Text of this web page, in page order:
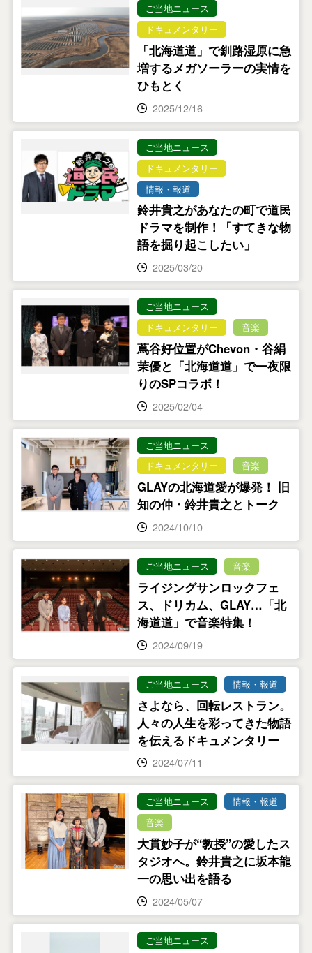
ご当地ニュース
ドキュメンタリー
「北海道道」で釧路湿原に急
増するメガソーラーの実情を
ひもとく
2025/12/16
ご当地ニュース
ドキュメンタリー
情報・報道
鈴井貴之があなたの町で道民
ドラマを制作！「すてきな物
語を掘り起こしたい」
2025/03/20
ご当地ニュース
ドキュメンタリー
音楽
蔦谷好位置がChevon・谷絹
茉優と「北海道道」で一夜限
りのSPコラボ！
2025/02/04
ご当地ニュース
ドキュメンタリー
音楽
GLAYの北海道愛が爆発！ 旧
知の仲・鈴井貴之とトーク
2024/10/10
ご当地ニュース 音楽
ライジングサンロックフェ
ス、ドリカム、GLAY…「北
海道道」で音楽特集！
2024/09/19
ご当地ニュース 情報・報道
さよなら、回転レストラン。
人々の人生を彩ってきた物語
を伝えるドキュメンタリー
2024/07/11
ご当地ニュース
情報・報道
音楽
大貫妙子が“教授”の愛したス
タジオへ。鈴井貴之に坂本龍
一の思い出を語る
2024/05/07
ご当地ニュース